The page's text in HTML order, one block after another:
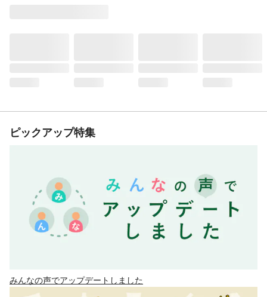
ピックアップ特集
みんなの声でアップデートしました